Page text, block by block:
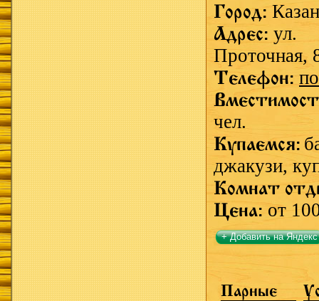
Город:
Адрес: ул.
Проточная,
Телефон:
чел.
Купаемся:
джакузи,
Комнат
Цена: от
+ Добавить на Яндекс
Парные